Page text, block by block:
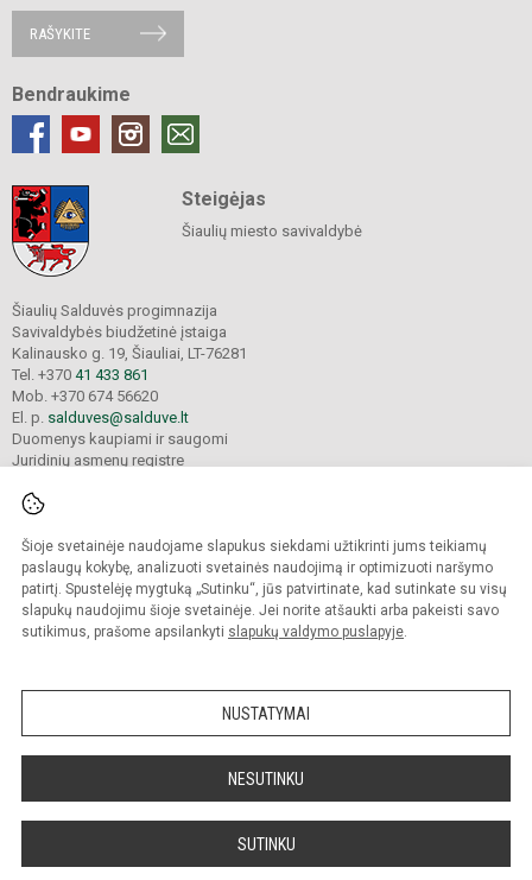
Šioje svetainėje naudojame slapukus siekdami užtikrinti jums teikiamų
paslaugų kokybę, analizuoti svetainės naudojimą ir optimizuoti naršymo
patirtį. Spustelėję mygtuką „Sutinku“, jūs patvirtinate, kad sutinkate su visų
slapukų naudojimu šioje svetainėje. Jei norite atšaukti arba pakeisti savo
sutikimus, prašome apsilankyti slapukų valdymo puslapyje.
NUSTATYMAI
NESUTINKU
SUTINKU
RAŠYKITE
Bendraukime
Steigėjas
Šiaulių miesto savivaldybė
Šiaulių Salduvės progimnazija
Savivaldybės biudžetinė įstaiga
Kalinausko g. 19, Šiauliai, LT-76281
Tel. +370 41 433 861
Mob. +370 674 56620
El. p. salduves@salduve.lt
Duomenys kaupiami ir saugomi
Juridinių asmenų registre
© 2026. Šiaulių Salduvės progimnazija. Visos teisės saugomos.
Kopijuoti turinį be raštiško įstaigos administracijos sutikimo griežtai draudžiama.